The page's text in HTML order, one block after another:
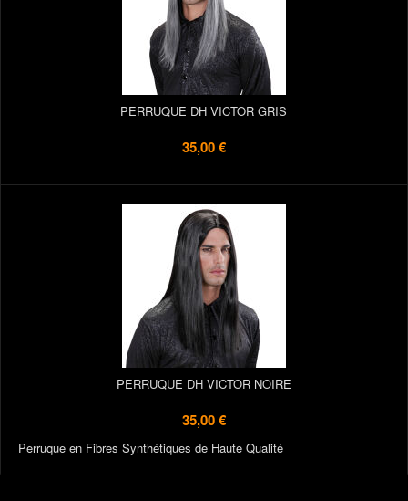
PERRUQUE DH VICTOR GRIS
35,00 €
PERRUQUE DH VICTOR NOIRE
35,00 €
Perruque en Fibres Synthétiques de Haute Qualité